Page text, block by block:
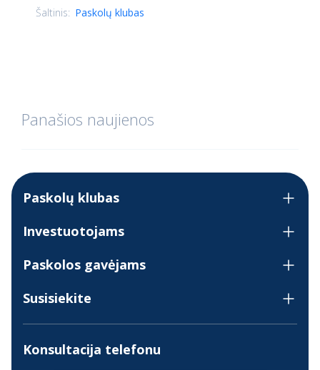
Šaltinis: Paskolų klubas
Panašios naujienos
Paskolų klubas
Investuotojams
Paskolos gavėjams
Susisiekite
Konsultacija telefonu